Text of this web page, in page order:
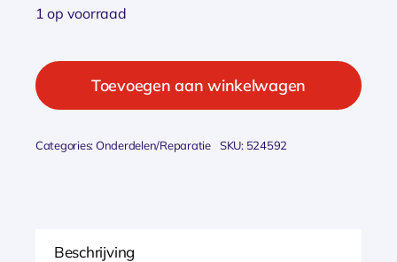
1 op voorraad
standaard
16/20
Toevoegen aan winkelwagen
Categories:Onderdelen/Reparatie SKU: 524592
Beschrijving